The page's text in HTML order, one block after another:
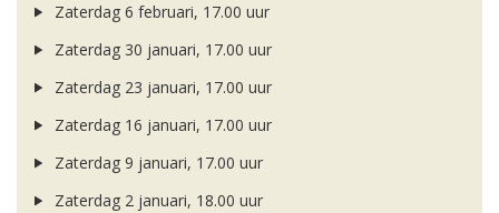
Zaterdag 6 februari, 17.00 uur
Zaterdag 30 januari, 17.00 uur
Zaterdag 23 januari, 17.00 uur
Zaterdag 16 januari, 17.00 uur
Zaterdag 9 januari, 17.00 uur
Zaterdag 2 januari, 18.00 uur